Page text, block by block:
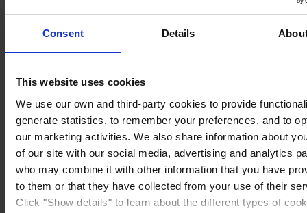
Consent Details
This website uses cookies
We use our own and third-party cookies to provide
generate statistics, to remember your preferences, and to
our marketing activities. We also share information about
of our site with our social media, advertising and analytics
who may combine it with other information that you have
to them or that they have collected from your use of their
Click "Show details" to learn about the different types of
Sweden